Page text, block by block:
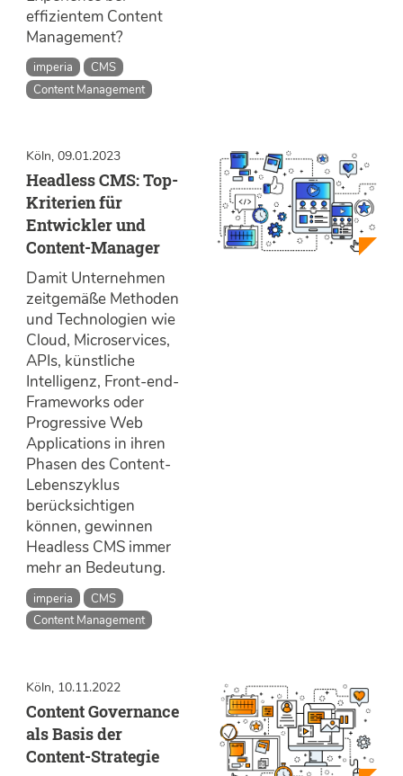
effizientem Content
Management?
imperia
CMS
Content Management
Köln, 09.01.2023
Headless CMS: Top-
Kriterien für
Entwickler und
Content-Manager
Damit Unternehmen
zeitgemäße Methoden
und Technologien wie
Cloud, Microservices,
APIs, künstliche
Intelligenz, Front-end-
Frameworks oder
Progressive Web
Applications in ihren
Phasen des Content-
Lebenszyklus
berücksichtigen
können, gewinnen
Headless CMS immer
mehr an Bedeutung.
imperia
CMS
Content Management
Köln, 10.11.2022
Content Governance
als Basis der
Content-Strategie